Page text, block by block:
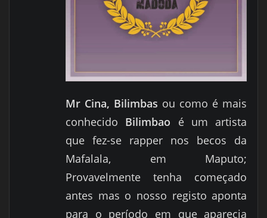
Mr Cina, Bilimbas ou como é mais
conhecido Bilimbao é um artista
que fez-se rapper nos becos da
Mafalala, em Maputo;
Provavelmente tenha começado
antes mas o nosso registo aponta
para o período em que aparecia